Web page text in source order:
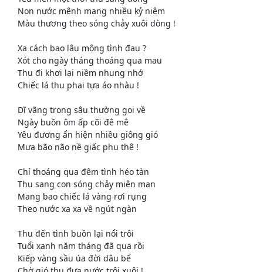
Non nước mênh mang nhiều kỷ niệm
Màu thương theo sóng chảy xuôi dòng !
Xa cách bao lâu mộng tình đau ?
Xót cho ngày tháng thoáng qua mau
Thu đi khơi lại niềm nhung nhớ
Chiếc lá thu phai tựa áo nhàu !
Dĩ vãng trong sâu thường gọi về
Ngày buồn ôm ấp cõi đê mê
Yêu đương ẩn hiện nhiều giông gió
Mưa bão não nề giấc phu thê !
Chỉ thoáng qua đêm tình héo tàn
Thu sang con sóng chảy miên man
Mang bao chiếc lá vàng rơi rụng
Theo nước xa xa về ngút ngàn
Thu đến tình buồn lại nổi trôi
Tuổi xanh năm tháng đã qua rồi
Kiếp vàng sầu úa đời dâu bể